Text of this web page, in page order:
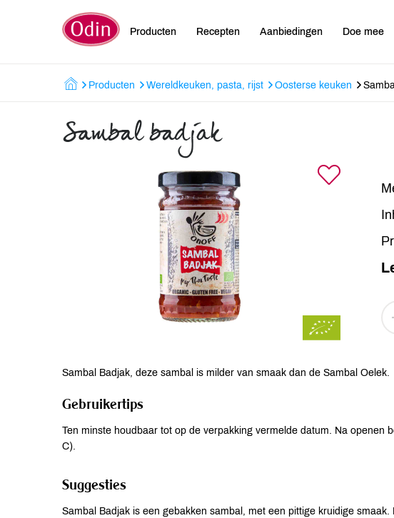
Producten Recepten Aanbiedingen Doe mee
Producten Wereldkeuken, pasta, rijst Oosterse keuken
Sambal badjak
Sambal Badjak, deze sambal is milder van smaak dan de Sambal Oelek.
Gebruikertips
Ten minste houdbaar tot op de verpakking vermelde datum. Na openen
C).
Suggesties
Sambal Badjak is een gebakken sambal, met een pittige kruidige